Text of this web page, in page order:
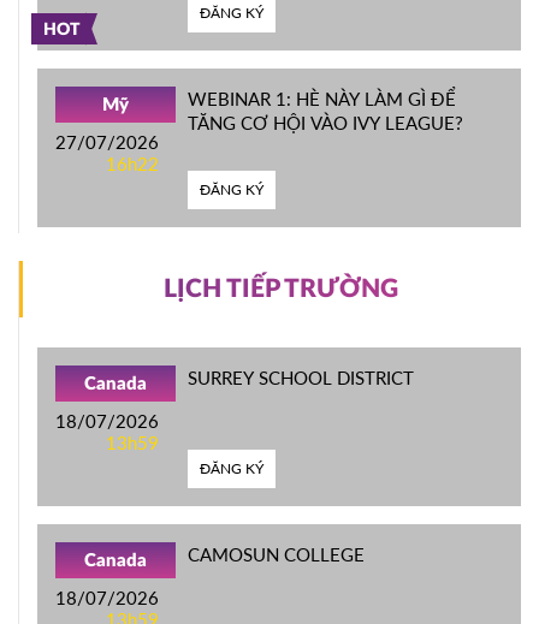
HOT
ĐĂNG KÝ
Mỹ
27/07/2026
16h22
WEBINAR 1: HÈ NÀY LÀM GÌ ĐỂ
TĂNG CƠ HỘI VÀO IVY LEAGUE?
ĐĂNG KÝ
LỊCH TIẾP TRƯỜNG
Canada
18/07/2026
13h59
SURREY SCHOOL DISTRICT
ĐĂNG KÝ
Canada
18/07/2026
13h59
CAMOSUN COLLEGE